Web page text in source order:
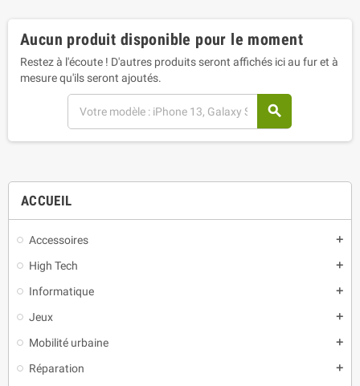
ACCUEIL
Accessoires add
High Tech add
Informatique add
Jeux add
Mobilité urbaine add
Réparation add
Aucun produit disponible pour le moment
Restez à l'écoute ! D'autres produits seront affichés ici au fur et à
mesure qu'ils seront ajoutés.
search